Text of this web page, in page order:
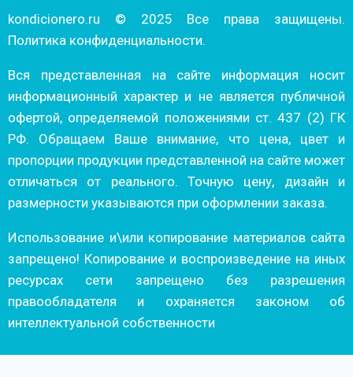
kondicionero.ru © 2025 Все права защищены.
Политика конфиденциальности.
Вся представленная на сайте информация носит
информационный характер и не является публичной
офертой, определяемой положениями ст. 437 (2) ГК
РФ. Обращаем Ваше внимание, что цена, цвет и
пропорции продукции представленной на сайте может
отличаться от реального. Точную цену, дизайн и
размерности указываются при оформлении заказа.
Использование и\или копирование материалов сайта
запрещено! Копирование и воспроизведение на иных
ресурсах сети запрещено без разрешения
правообладателя и охраняется законом об
интеллектуальной собственности